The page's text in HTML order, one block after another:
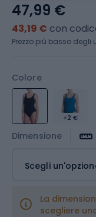
Colore
+2 €
Dimensione
Scegli
La
scegliere
47,99 €
43,19 € con
Prezzo più basso